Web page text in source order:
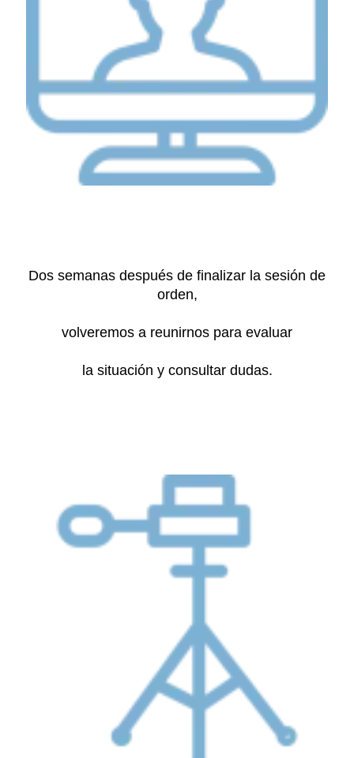
Dos semanas después de finalizar la sesión de
orden,
volveremos a reunirnos para evaluar
la situación y consultar dudas.